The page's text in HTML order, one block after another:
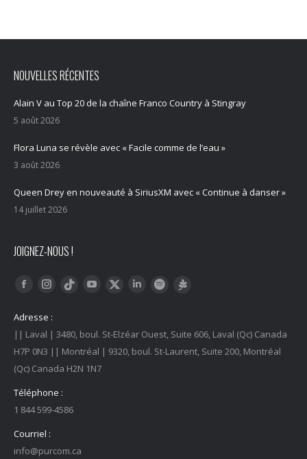
NOUVELLES RÉCENTES
Alain V au Top 20 de la chaîne Franco Country à Stingray
5 août 2026
Flora Luna se révèle avec « Facile comme de l’eau »
3 août 2026
Queen Drey en nouveauté à SiriusXM avec « Continue à danser »
14 juillet 2026
JOIGNEZ-NOUS !
Trouvez nous sur :
FacebookInstagram
Tiktok YouTubeTwitter LinkedInSpotify
Adresse :
|| Laval | 3480, boul. St-Elzéar Ouest, Suite 606, Laval (Qc) Canada
H7P 0N3 || Montréal | 9320, boul. St-Laurent, Suite 200, Montréal
(Qc) Canada H2N 1N7
Téléphone :
1 844 599-4586
Courriel :
info@purcom.ca